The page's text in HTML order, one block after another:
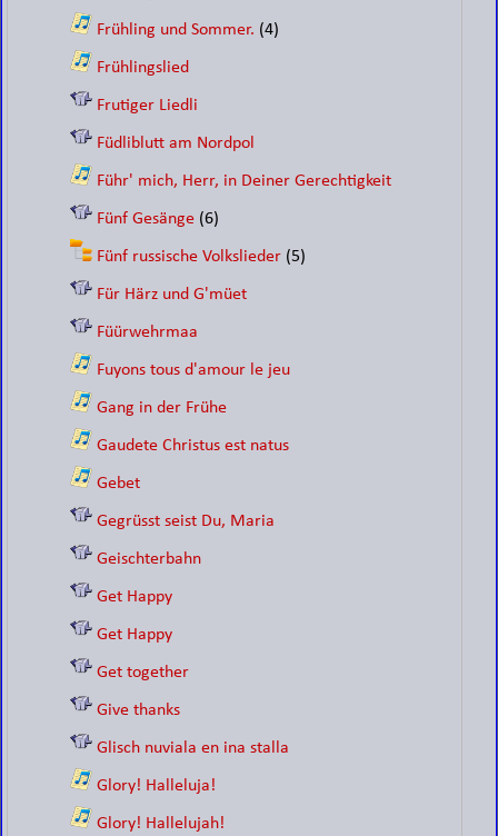
Frühling und Sommer. (4)
Frühlingslied
Frutiger Liedli
Füdliblutt am Nordpol
Führ' mich, Herr, in Deiner Gerechtigkeit
Fünf Gesänge (6)
Fünf russische Volkslieder (5)
Für Härz und G'müet
Füürwehrmaa
Fuyons tous d'amour le jeu
Gang in der Frühe
Gaudete Christus est natus
Gebet
Gegrüsst seist Du, Maria
Geischterbahn
Get Happy
Get Happy
Get together
Give thanks
Glisch nuviala en ina stalla
Glory! Halleluja!
Glory! Hallelujah!